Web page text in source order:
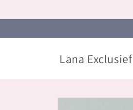
au
Lana Exclusief
Passer aux